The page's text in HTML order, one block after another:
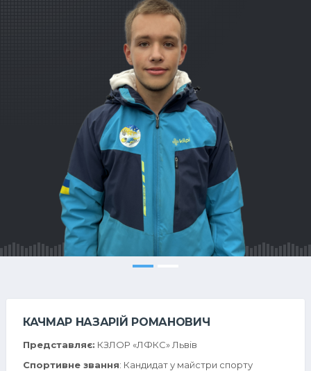
КАЧМАР НАЗАРІЙ РОМАНОВИЧ
Представляє: КЗЛОР «ЛФКС» Львів
Спортивне звання: Кандидат у майстри спорту